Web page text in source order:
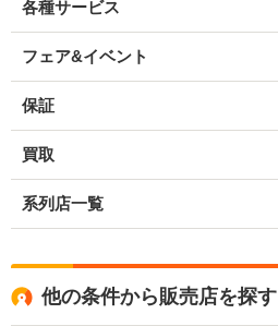
各種サービス
フェア&イベント
保証
買取
系列店一覧
他の条件から販売店を探す